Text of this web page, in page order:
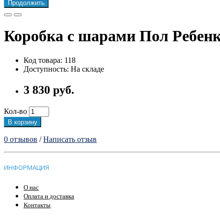
Продолжить
Коробка с шарами Пол
Код товара: 118
Доступность: На складе
3 830 руб.
Кол-во
В корзину
0 отзывов /Написать отзыв
ИНФОРМАЦИЯ
О нас
Оплата и доставка
Контакты